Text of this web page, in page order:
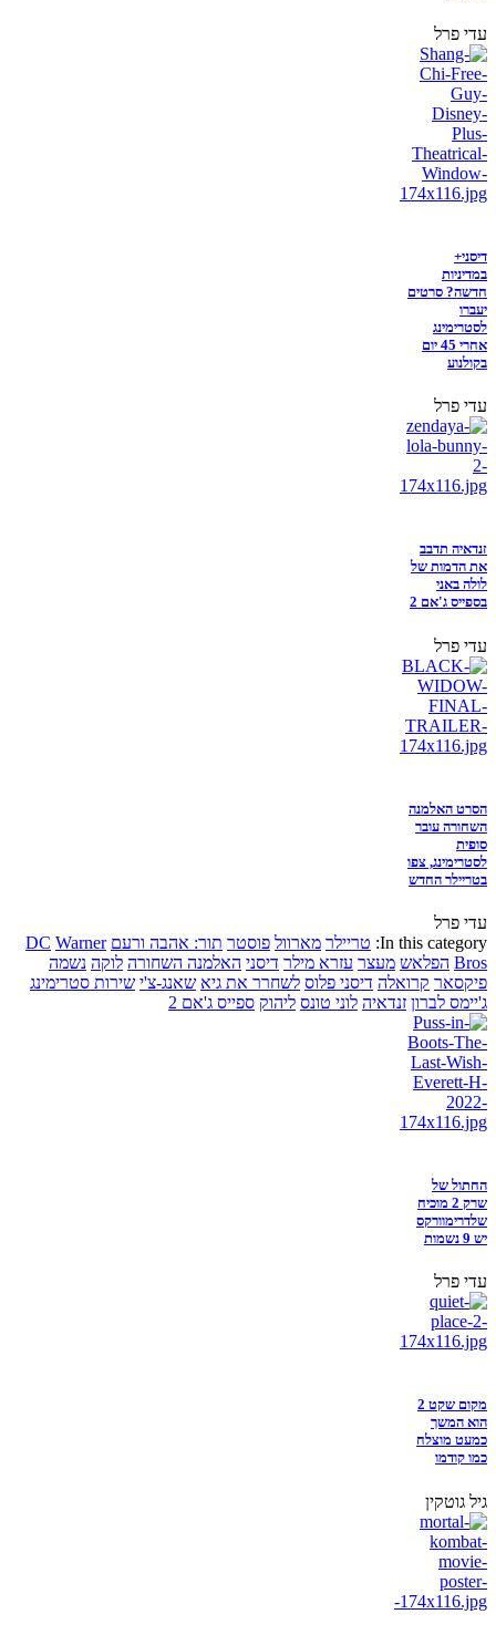
עדי פרל
דיסני+
במדיניות
חדשה? סרטים
יעברו
לסטרימינג
אחרי 45 יום
בקולנוע
עדי פרל
זנדאיה תדבב
את הדמות של
לולה באני
בספייס ג'אם 2
עדי פרל
הסרט האלמנה
השחורה עובר
סופית
לסטרימינג, צפו
בטריילר החדש
עדי פרל
In this category: טריילר מארוול פוסטר תור: אהבה ורעם DC Warner
Bros הפלאש מעצר עזרא מילר דיסני האלמנה השחורה לוקה נשמה
פיקסאר קרואלה דיסני פלוס לשחרר את גיא שאנג-צ'י שירות סטרימינג
ג'יימס לברון זנדאיה לוני טונס ליהוק ספייס ג'אם 2
החתול של
שרק 2 מוכיח
שלדרימוורקס
יש 9 נשמות
עדי פרל
מקום שקט 2
הוא המשך
כמעט מוצלח
כמו קודמו
גיל גוטקין